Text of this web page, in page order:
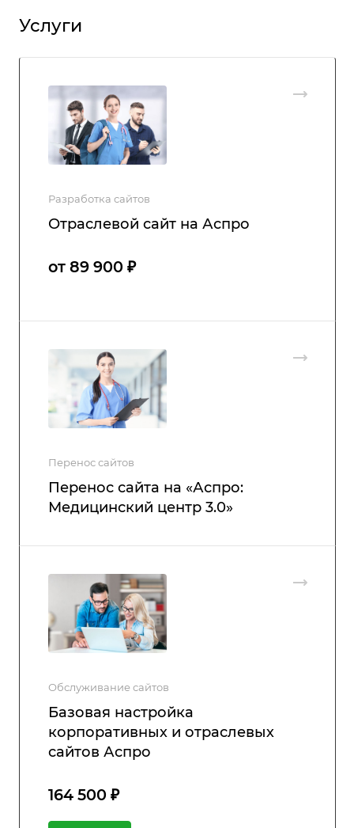
Услуги
Разработка сайтов
Отраслевой сайт на Аспро
от 89 900 ₽
Перенос сайтов
Перенос сайта на «Аспро:
Медицинский центр 3.0»
Обслуживание сайтов
Базовая настройка
корпоративных и отраслевых
сайтов Аспро
164 500 ₽